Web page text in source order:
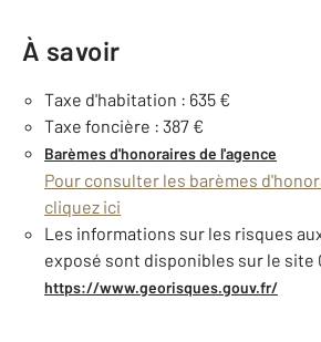
À savoir
Taxe d'habitation : 635 €
Taxe foncière : 387 €
Barèmes d'honoraires de l'agence
Pour consulter les barèmes
cliquez ici
Les informations sur les risques
exposé sont disponibles sur le site
https://www.georisques.gouv.fr/